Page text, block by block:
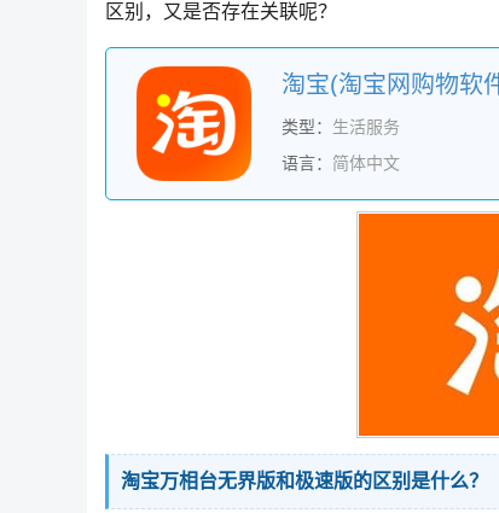
区别，又是否存在关联呢？
类型： 生活服务
语言： 简体中文
淘宝万相台无界版和极速版的区别是什么？